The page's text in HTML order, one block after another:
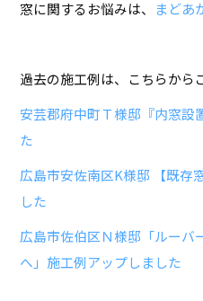
窓に関するお悩みは、 まどあ
過去の施工例は、こちらから
安芸郡府中町Ｔ様邸『内窓設
た
広島市安佐南区K様邸 【既存
した
広島市佐伯区Ｎ様邸「ルーバ
へ」施工例アップしました